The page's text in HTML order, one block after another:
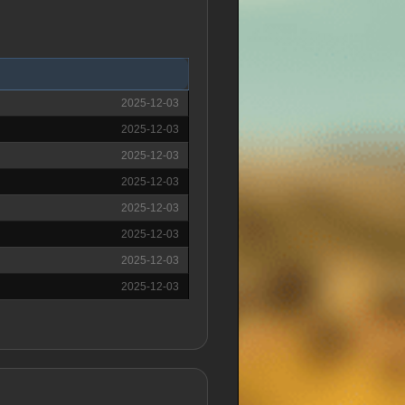
2025-12-03
2025-12-03
2025-12-03
2025-12-03
2025-12-03
2025-12-03
2025-12-03
2025-12-03